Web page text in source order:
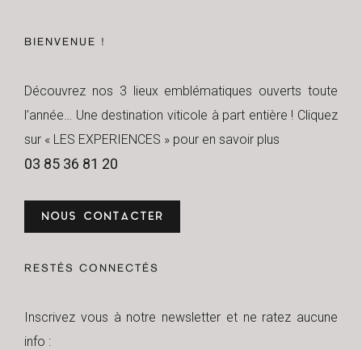
BIENVENUE !
Découvrez nos 3 lieux emblématiques ouverts toute
l’année… Une destination viticole à part entière ! Cliquez
sur « LES EXPERIENCES » pour en savoir plus
03 85 36 81 20
NOUS CONTACTER
RESTÉS CONNECTÉS
Inscrivez vous à notre newsletter et ne ratez aucune
info :